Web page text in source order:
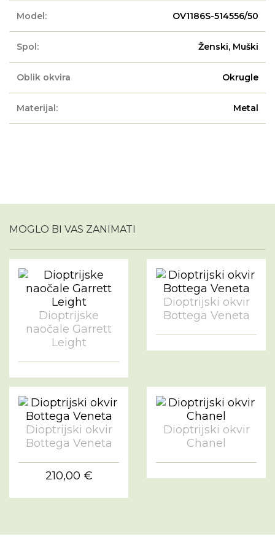
Model: OV1186S-514556/50
Spol: Ženski, Muški
Oblik okvira Okrugle
Materijal: Metal
MOGLO BI VAS ZANIMATI
Dioptrijske
naočale Garrett
Leight
Dioptrijski okvir
Bottega Veneta
Dioptrijski okvir
Bottega Veneta
210,00 €
Dioptrijski okvir
Chanel